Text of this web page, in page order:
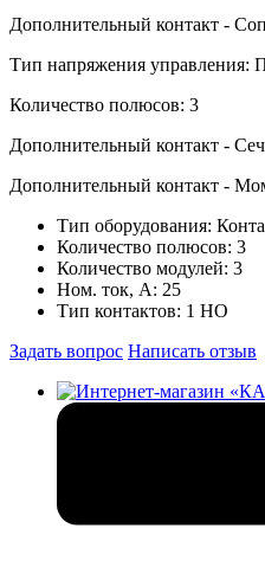
Дополнительный контакт -
Тип напряжения управления:
Количество полюсов: 3
Дополнительный контакт -
Дополнительный контакт -
Тип оборудования:
Количество полюсов: 3
Количество модулей: 3
Ном. ток, А: 25
Тип контактов: 1 НО
Задать вопрос Написать отзыв